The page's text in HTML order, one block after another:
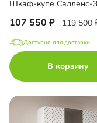
107 550 119 500
Доступно для доставки
В корзину